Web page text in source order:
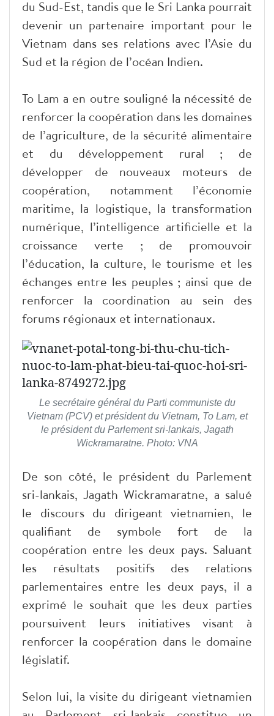
du Sud-Est, tandis que le Sri Lanka pourrait
devenir un partenaire important pour le
Vietnam dans ses relations avec l’Asie du
Sud et la région de l’océan Indien.
To Lam a en outre souligné la nécessité de
renforcer la coopération dans les domaines
de l’agriculture, de la sécurité alimentaire
et du développement rural ; de
développer de nouveaux moteurs de
coopération, notamment l’économie
maritime, la logistique, la transformation
numérique, l’intelligence artificielle et la
croissance verte ; de promouvoir
l’éducation, la culture, le tourisme et les
échanges entre les peuples ; ainsi que de
renforcer la coordination au sein des
forums régionaux et internationaux.
Le secrétaire général du Parti communiste du
Vietnam (PCV) et président du Vietnam, To Lam, et
le président du Parlement sri-lankais, Jagath
Wickramaratne. Photo: VNA
De son côté, le président du Parlement
sri-lankais, Jagath Wickramaratne, a salué
le discours du dirigeant vietnamien, le
qualifiant de symbole fort de la
coopération entre les deux pays. Saluant
les résultats positifs des relations
parlementaires entre les deux pays, il a
exprimé le souhait que les deux parties
poursuivent leurs initiatives visant à
renforcer la coopération dans le domaine
législatif.
Selon lui, la visite du dirigeant vietnamien